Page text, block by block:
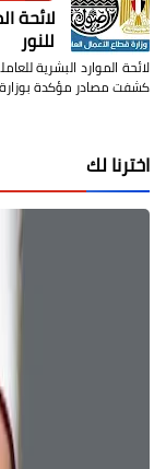
لائحة
للنور
لائحة الموارد البشرية
كشفت مصادر مؤكدة
اخترنا لك